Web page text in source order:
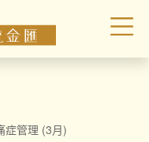
症管理 (3月)